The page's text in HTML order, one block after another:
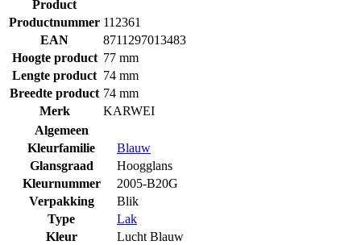
Product
Productnummer 112361
EAN
8711297013483
Hoogte product 77 mm
Lengte product 74 mm
Breedte product 74 mm
Merk
KARWEI
Algemeen
Kleurfamilie
Blauw
Glansgraad
Hoogglans
Kleurnummer
2005-B20G
Verpakking
Blik
Type
Lak
Kleur
Lucht Blauw